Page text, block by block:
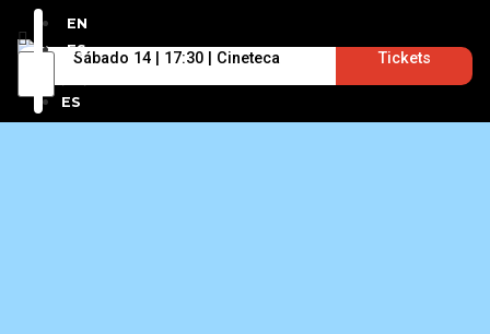
Sábado 14 | 17:30 | Cineteca Tickets
EN
ES
ES